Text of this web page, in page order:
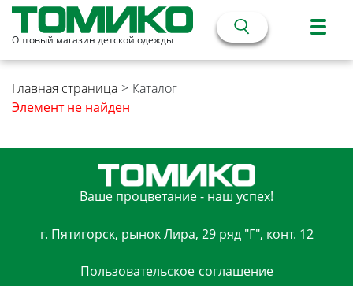
Оптовый магазин детской одежды
Главная страница > Каталог
Элемент не найден
Ваше процветание - наш успех!
г. Пятигорск, рынок Лира, 29 ряд "Г", конт. 12
Пользовательское соглашение